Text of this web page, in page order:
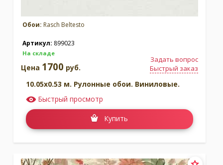
Обои: Rasch Beltesto
Артикул: 899023
На складе
Задать вопрос
Быстрый заказ
Цена 1700 руб.
10.05x0.53 м. Рулонные обои. Виниловые.
Быстрый просмотр
Купить